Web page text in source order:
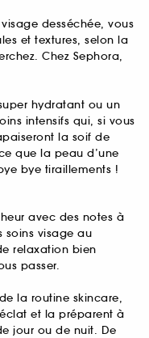
desséchée, vous
et textures, selon la
Chez Sephora,
hydratant ou un
intensifs qui, si vous
la soif de
que la peau d’une
bye tiraillements !
avec des notes à
soins visage au
relaxation bien
passer.
la routine skincare,
et la préparent à
jour ou de nuit. De